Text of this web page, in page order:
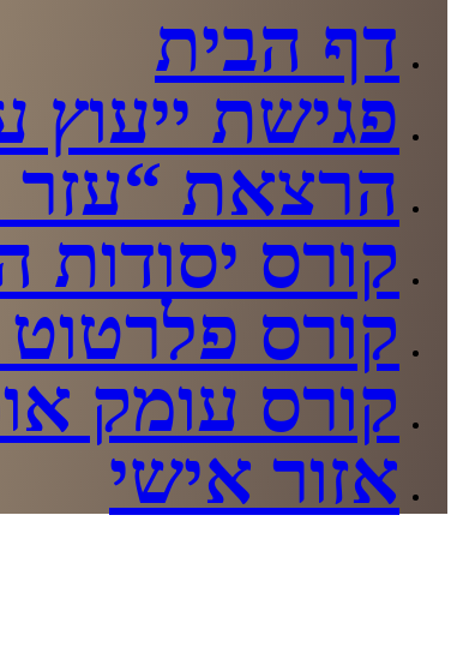
דף הבית
פגישת ייעוץ
הרצאת “עזר
קורס יסודות
קורס פלרטוט
קורס עומק
אזור אישי